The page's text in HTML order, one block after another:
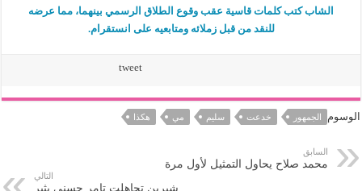
الشاب كتب كلمات قاسية عقب وقوع الطلاق الرسمي بينهما، مما عرضه
للنقد من قبل زملائه ومتابعيه على انستقرام.
tweet
الوسوم الجمهور خدعت سليم مي هكذا
السابق
محمد صلاح يحاول التمثيل لأول مرة
التالي
شيرين تجاهلت تامر حسني يثير